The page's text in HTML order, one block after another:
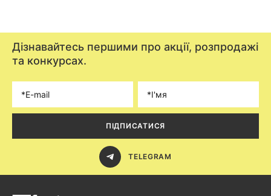
Дізнавайтесь першими про акції, розпродажі
та конкурсах.
ПІДПИСАТИСЯ
TELEGRAM